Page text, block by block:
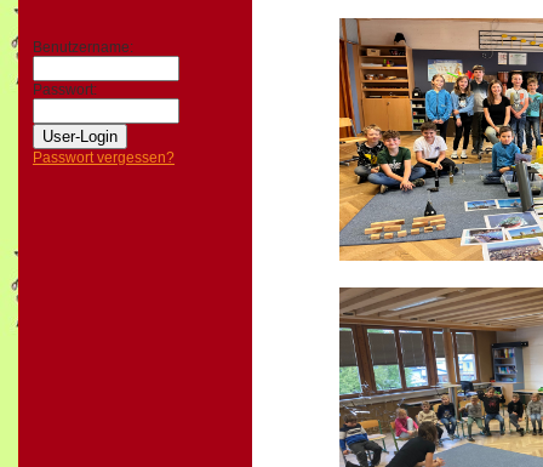
Benutzername:
Passwort:
Passwort vergessen?